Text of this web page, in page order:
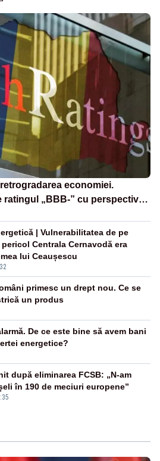
economiei.
ratingul „BBB-” cu perspectivă
| Vulnerabilitatea de pe
Centrala Cernavodă era
lui Ceaușescu
primesc un drept nou. Ce se
un produs
De ce este bine să avem bani
energetice?
după eliminarea FCSB: „N-am
în 190 de meciuri europene”